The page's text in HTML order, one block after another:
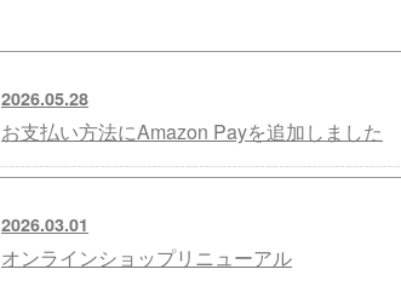
2026.05.28
お支払い方法にAmazon Payを追加しました
2026.03.01
オンラインショップリニューアル